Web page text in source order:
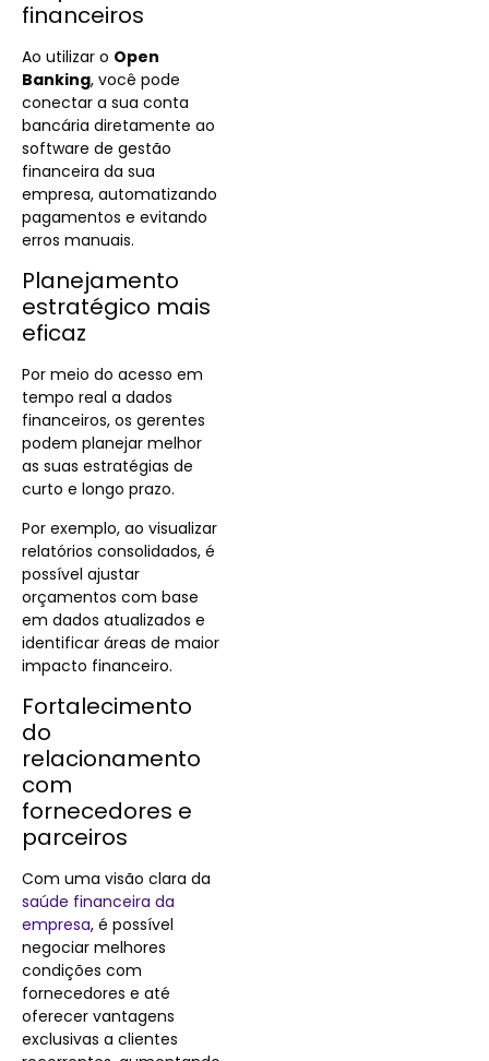
financeiros
Ao utilizar o Open
Banking, você pode
conectar a sua conta
bancária diretamente ao
software de gestão
financeira da sua
empresa, automatizando
pagamentos e evitando
erros manuais.
Planejamento
estratégico mais
eficaz
Por meio do acesso em
tempo real a dados
financeiros, os gerentes
podem planejar melhor
as suas estratégias de
curto e longo prazo.
Por exemplo, ao visualizar
relatórios consolidados, é
possível ajustar
orçamentos com base
em dados atualizados e
identificar áreas de maior
impacto financeiro.
Fortalecimento
do
relacionamento
com
fornecedores e
parceiros
Com uma visão clara da
saúde financeira da
empresa, é possível
negociar melhores
condições com
fornecedores e até
oferecer vantagens
exclusivas a clientes